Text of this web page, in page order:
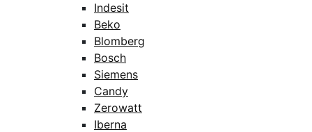
Indesit
Beko
Blomberg
Bosch
Siemens
Candy
Zerowatt
Iberna